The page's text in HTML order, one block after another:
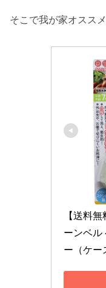
そこで我が家オスス
【送料
ーンベル
ー（ケー